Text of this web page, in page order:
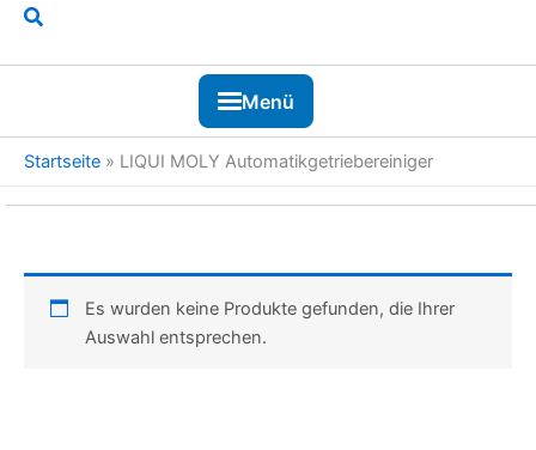
Suchen
Menü
Startseite » LIQUI MOLY Automatikgetriebereiniger
Es wurden keine Produkte gefunden, die Ihrer
Auswahl entsprechen.